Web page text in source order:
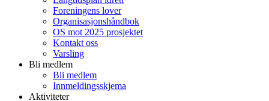
Foreningens lover
Organisasjonshåndbok
OS mot 2025 prosjektet
Kontakt oss
Varsling
Bli medlem
Bli medlem
Innmeldingsskjema
Aktiviteter